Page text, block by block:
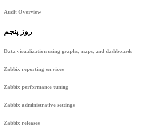
Audit Overview
روز پنجم
Data visualization using graphs, maps, and dashboards
Zabbix reporting services
Zabbix performance tuning
Zabbix administrative settings
Zabbix releases